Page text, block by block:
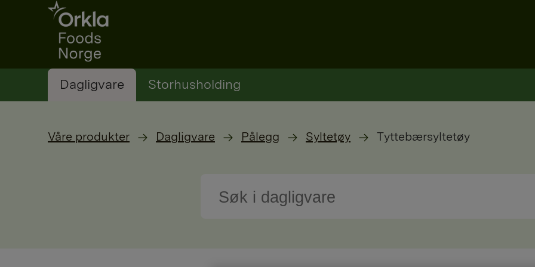
Go to frontpage
Dagligvare Storhusholding
Våre produkter Dagligvare Pålegg Syltetøy Tyttebærsyltetøy